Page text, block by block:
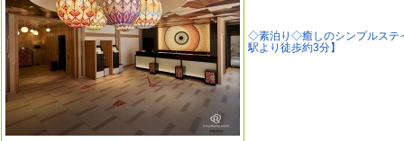
◇素泊り◇癒しのシンプルステ
駅より徒歩約3分】